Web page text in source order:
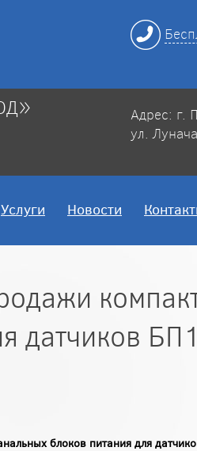
Адрес: г.
ул.
Услуги Новости
датчиков
блоков питания для